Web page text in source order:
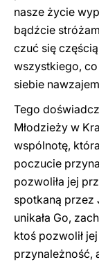
nasze życie
bądźcie
czuć się
wszystkiego,
siebie
Tego
Młodzieży w
wspólnotę,
poczucie
pozwoliła jej
spotkaną przez
unikała Go,
ktoś pozwolił
przynależność,